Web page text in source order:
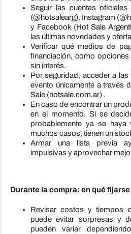
Seguir las cuentas
(@hotsalearg), Instagram (
y Facebook (Hot Sale
las últimas novedades y
Verificar qué medios de
financiación, como
sin interés.
Por seguridad, acceder a
evento únicamente a través
Sale (hotsale.com.ar) .
En caso de encontrar un
en el momento. Si se
probablemente ya se haya
muchos casos, tienen un
Armar una lista previa
impulsivas y aprovechar
Durante la compra: en qué
Revisar costos y tiempos
puede evitar sorpresas y
pueden variar